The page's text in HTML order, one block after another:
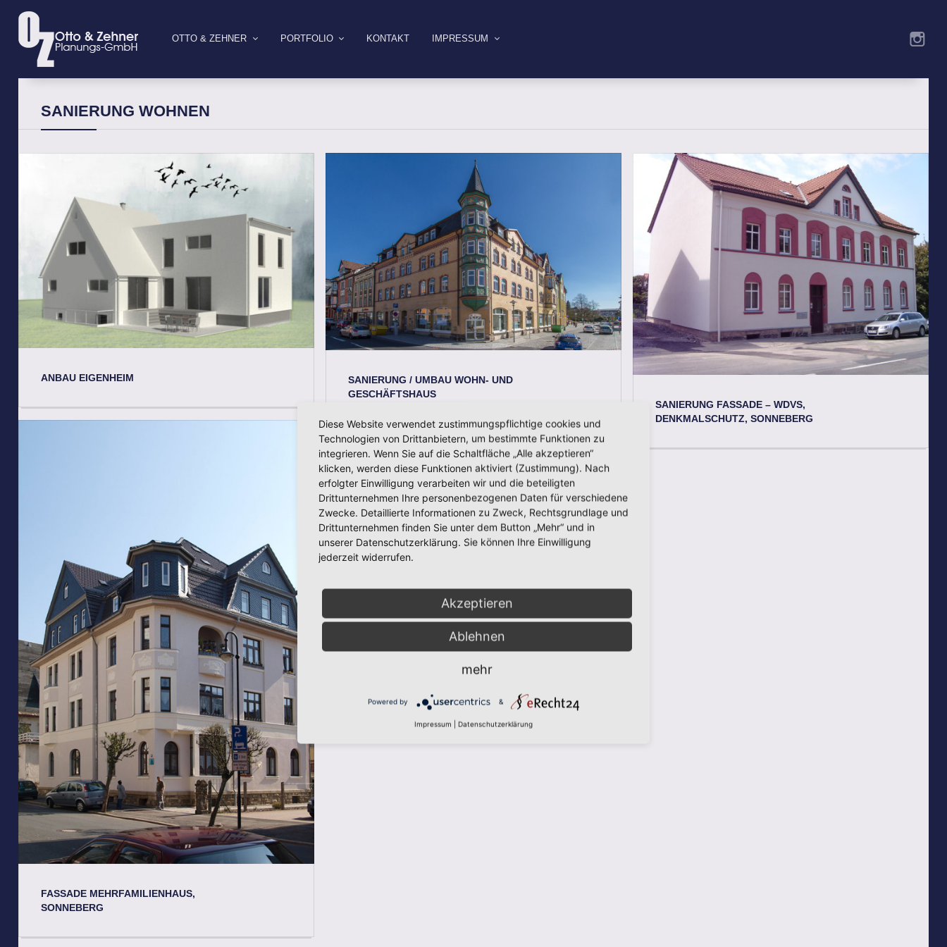
OTTO & ZEHNER PORTFOLIO KONTAKT IMPRESSUM
SANIERUNG WOHNEN
ANBAU EIGENHEIM
SANIERUNG / UMBAU WOHN- UND
GESCHÄFTSHAUS
SANIERUNG FASSADE – WDVS,
DENKMALSCHUTZ, SONNEBERG
FASSADE MEHRFAMILIENHAUS,
SONNEBERG
Diese Website verwendet zustimmungspflichtige cookies und
Technologien von Drittanbietern, um bestimmte Funktionen zu
integrieren. Wenn Sie auf die Schaltfläche „Alle akzeptieren“
klicken, werden diese Funktionen aktiviert (Zustimmung). Nach
erfolgter Einwilligung verarbeiten wir und die beteiligten
Drittunternehmen Ihre personenbezogenen Daten für verschiedene
Zwecke. Detaillierte Informationen zu Zweck, Rechtsgrundlage und
Drittunternehmen finden Sie unter dem Button „Mehr“ und in
unserer Datenschutzerklärung. Sie können Ihre Einwilligung
jederzeit widerrufen.
Akzeptieren
Ablehnen
mehr
Powered by &
Impressum Datenschutzerklärung